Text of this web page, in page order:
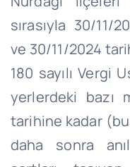
sırasıyla 30/11/
ve 30/11/2024
180 sayılı Vergi
yerlerdeki bazı
tarihine kadar
daha sonra